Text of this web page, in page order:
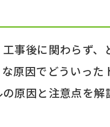
事後に関わらず
原因でどういっ
原因と注意点を解